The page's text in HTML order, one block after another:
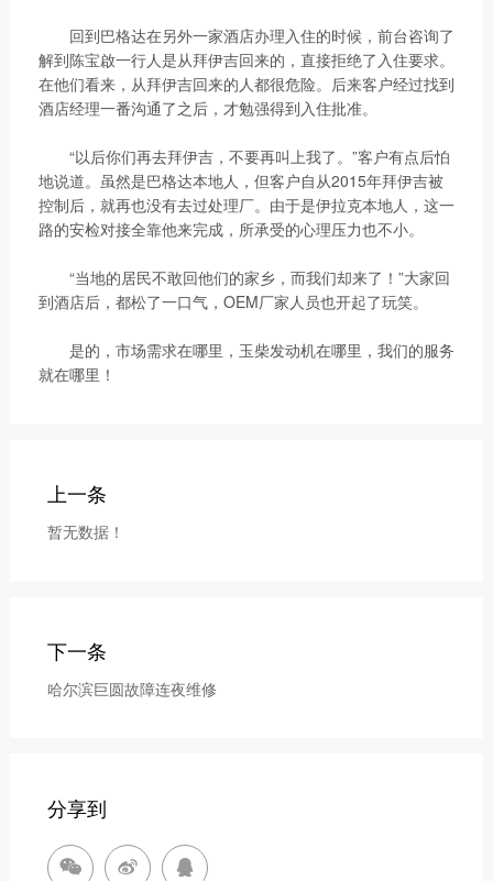
回到巴格达在另外一家酒店办理入住的时候，前台咨询了
解到陈宝啟一行人是从拜伊吉回来的，直接拒绝了入住要求。
在他们看来，从拜伊吉回来的人都很危险。后来客户经过找到
酒店经理一番沟通了之后，才勉强得到入住批准。
“以后你们再去拜伊吉，不要再叫上我了。”客户有点后怕
地说道。虽然是巴格达本地人，但客户自从2015年拜伊吉被
控制后，就再也没有去过处理厂。由于是伊拉克本地人，这一
路的安检对接全靠他来完成，所承受的心理压力也不小。
“当地的居民不敢回他们的家乡，而我们却来了！”大家回
到酒店后，都松了一口气，OEM厂家人员也开起了玩笑。
是的，市场需求在哪里，玉柴发动机在哪里，我们的服务
就在哪里！
上一条
暂无数据！
下一条
哈尔滨巨圆故障连夜维修
分享到
  